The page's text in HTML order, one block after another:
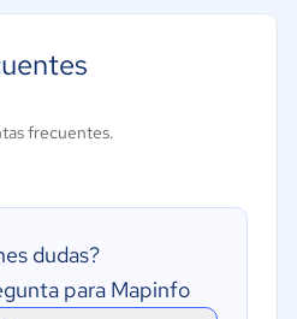
frecuentes.
dudas?
para Mapinfo